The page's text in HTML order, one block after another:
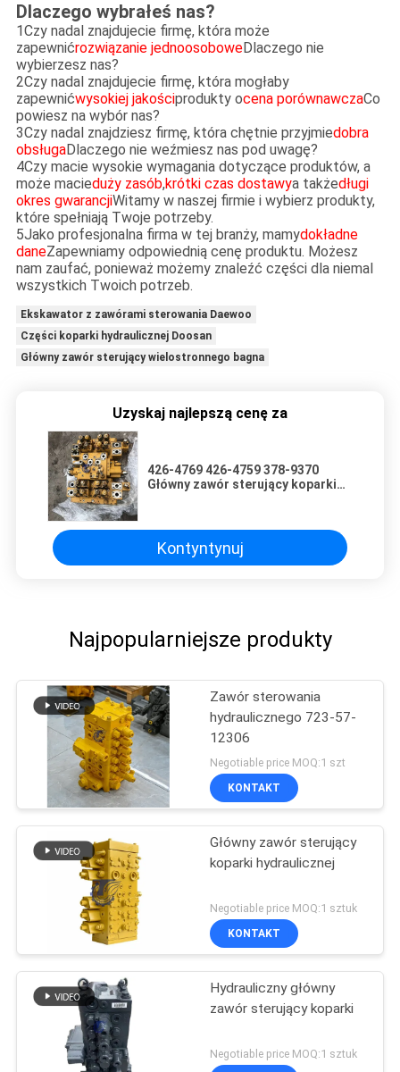
Dlaczego wybrałeś nas?
1Czy nadal znajdujecie firmę, która może
zapewnićrozwiązanie jednoosoboweDlaczego nie
wybierzesz nas?
2Czy nadal znajdujecie firmę, która mogłaby
zapewnićwysokiej jakościprodukty ocena porównawczaCo
powiesz na wybór nas?
3Czy nadal znajdziesz firmę, która chętnie przyjmiedobra
obsługaDlaczego nie weźmiesz nas pod uwagę?
4Czy macie wysokie wymagania dotyczące produktów, a
może macieduży zasób,krótki czas dostawya takżedługi
okres gwarancjiWitamy w naszej firmie i wybierz produkty,
które spełniają Twoje potrzeby.
5Jako profesjonalna firma w tej branży, mamydokładne
daneZapewniamy odpowiednią cenę produktu. Możesz
nam zaufać, ponieważ możemy znaleźć części dla niemal
wszystkich Twoich potrzeb.
Ekskawator z zawórami sterowania Daewoo
Części koparki hydraulicznej Doosan
Główny zawór sterujący wielostronnego bagna
Uzyskaj najlepszą cenę za
426-4769 426-4759 378-9370
Główny zawór sterujący koparki
Kontyntynuj
Najpopularniejsze produkty
Zawór sterowania
hydraulicznego 723-57-
12306
Negotiable price MOQ:1 szt
KONTAKT
Główny zawór sterujący
koparki hydraulicznej
Negotiable price MOQ:1 sztuk
KONTAKT
Hydrauliczny główny
zawór sterujący koparki
Negotiable price MOQ:1 sztuk